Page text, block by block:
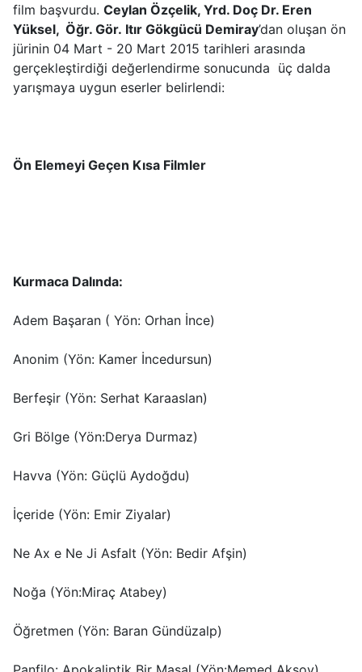
film başvurdu. Ceylan Özçelik, Yrd. Doç Dr. Eren
Yüksel, Öğr. Gör. Itır Gökgücü Demiray’dan oluşan ön
jürinin 04 Mart - 20 Mart 2015 tarihleri arasında
gerçekleştirdiği değerlendirme sonucunda üç dalda
yarışmaya uygun eserler belirlendi:
Ön Elemeyi Geçen Kısa Filmler
Kurmaca Dalında:
Adem Başaran ( Yön: Orhan İnce)
Anonim (Yön: Kamer İncedursun)
Berfeşir (Yön: Serhat Karaaslan)
Gri Bölge (Yön:Derya Durmaz)
Havva (Yön: Güçlü Aydoğdu)
İçeride (Yön: Emir Ziyalar)
Ne Ax e Ne Ji Asfalt (Yön: Bedir Afşin)
Noğa (Yön:Miraç Atabey)
Öğretmen (Yön: Baran Gündüzalp)